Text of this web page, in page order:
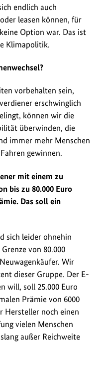
endlich auch
leasen können, für
Option war. Das ist
Klimapolitik.
vorbehalten sein,
erschwinglich
können wir die
überwinden, die
immer mehr Menschen
gewinnen.
mit einem zu
bis zu 80.000 Euro
Das soll ein
sich leider ohnehin
von 80.000
Wir
dieser Gruppe. Der E-
will, soll 25.000 Euro
Prämie von 6000
Hersteller noch einen
vielen Menschen
außer Reichweite